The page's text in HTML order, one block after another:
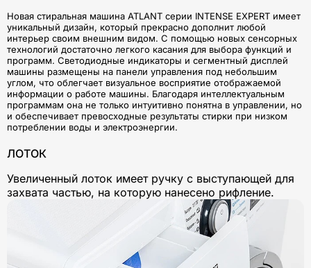
Новая стиральная машина ATLANT серии INTENSE EXPERT имеет
уникальный дизайн, который прекрасно дополнит любой
интерьер своим внешним видом. С помощью новых сенсорных
технологий достаточно легкого касания для выбора функций и
программ. Светодиодные индикаторы и сегментный дисплей
машины размещены на панели управления под небольшим
углом, что облегчает визуальное восприятие отображаемой
информации о работе машины. Благодаря интеллектуальным
программам она не только интуитивно понятна в управлении, но
и обеспечивает превосходные результаты стирки при низком
потреблении воды и электроэнергии.
ЛОТОК
Увеличенный лоток имеет ручку с выступающей для
захвата частью, на которую нанесено рифление.